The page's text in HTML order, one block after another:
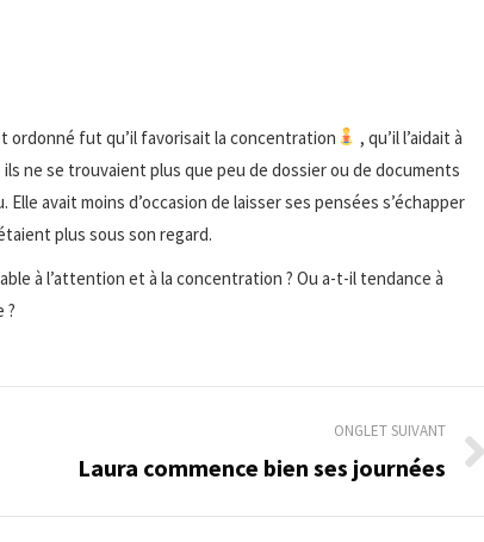
ordonné fut qu’il favorisait la concentration
, qu’il l’aidait à
ne se trouvaient plus que peu de dossier ou de documents
avait moins d’occasion de laisser ses pensées s’échapper
plus sous son regard.
à l’attention et à la concentration ? Ou a-t-il tendance à
?
ONGLET SUIVANT
OngletLaura commence bien ses journées